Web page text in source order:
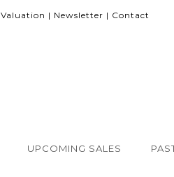
Valuation | Newsletter | Contact
UPCOMING SALES